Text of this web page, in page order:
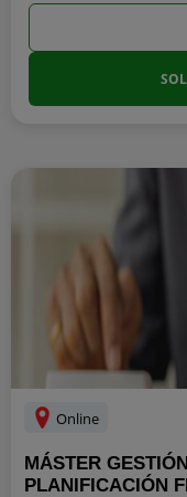
Online
MÁSTER
PLANIFICACIÓN